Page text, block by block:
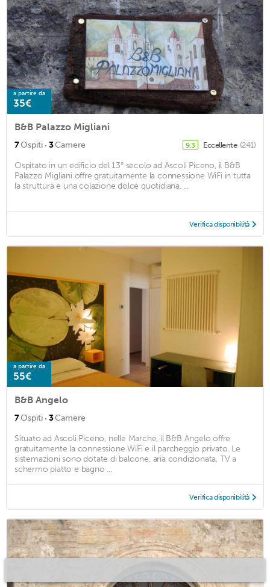
a partire da
35€
B&B Palazzo Migliani
7Ospiti · 3Camere 9,3 Eccellente (241)
Ospitato in un edificio del 13° secolo ad Ascoli Piceno, il B&B
Palazzo Migliani offre gratuitamente la connessione WiFi in tutta
la struttura e una colazione dolce quotidiana. ...
Verifica disponibilità
a partire da
55€
B&B Angelo
7Ospiti · 3Camere
Situato ad Ascoli Piceno, nelle Marche, il B&B Angelo offre
gratuitamente la connessione WiFi e il parcheggio privato. Le
sistemazioni sono dotate di balcone, aria condizionata, TV a
schermo piatto e bagno ...
Verifica disponibilità